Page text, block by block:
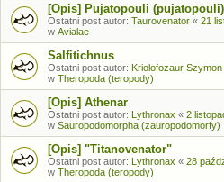
[Opis] Pujatopouli (pujatopouli)
Ostatni post autor: Taurovenator « 21
w Avialae
Salfitichnus
Ostatni post autor: Kriolofozaur
w Theropoda (teropody)
[Opis] Athenar
Ostatni post autor: Lythronax « 2
w Sauropodomorpha (zauropodomorfy)
[Opis] "Titanovenator"
Ostatni post autor: Lythronax « 28
w Theropoda (teropody)